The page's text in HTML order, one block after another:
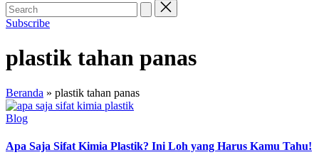
Subscribe
plastik tahan panas
Beranda » plastik tahan panas
Posted
Blog
Apa Saja Sifat Kimia Plastik? Ini Loh yang Harus Kamu Tahu!